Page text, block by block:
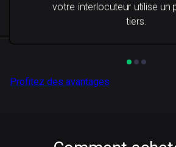
votre interlocuteur utilise un
tiers.
Profitez des avantages